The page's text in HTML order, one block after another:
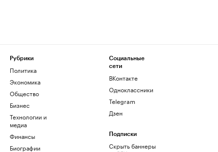
Рубрики
Политика
Экономика
Общество
Бизнес
Технологии и
медиа
Финансы
Биографии
Социальные
сети
ВКонтакте
Одноклассники
Telegram
Дзен
Подписки
Скрыть баннеры